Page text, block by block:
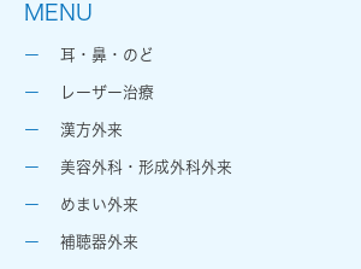
MENU
耳・鼻・のど
レーザー治療
漢方外来
美容外科・形成外科外来
めまい外来
補聴器外来